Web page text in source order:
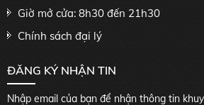
Giờ mở cửa: 8h30 đến 21h30
Chính sách đại lý
ĐĂNG KÝ NHẬN TIN
Nhập email của bạn để nhận thông tin